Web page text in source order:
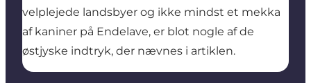
velplejede landsbyer og ikke mindst et mekka
af kaniner på Endelave, er blot nogle af de
østjyske indtryk, der nævnes i artiklen.